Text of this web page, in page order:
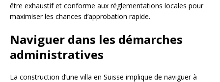
être exhaustif et conforme aux réglementations locales pour
maximiser les chances d’approbation rapide.
Naviguer dans les démarches
administratives
La construction d’une villa en Suisse implique de naviguer à